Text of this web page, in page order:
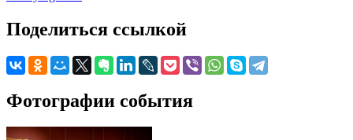
Поделиться ссылкой
Фотографии события